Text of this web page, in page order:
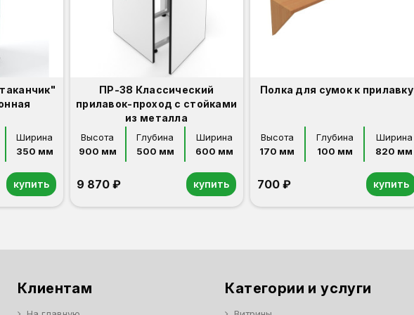
Ширина
350 мм
купить
ПР-38 Классический
прилавок-проход с стойками
из металла
Высота
900 мм
Глубина
500 мм
Ширина
600 мм
9 870 ₽ купить
Полка для сумок к прилавку
Высота
170 мм
Глубина
100 мм
Ширина
820 мм
700 ₽ купить
Клиентам Категории и услуги